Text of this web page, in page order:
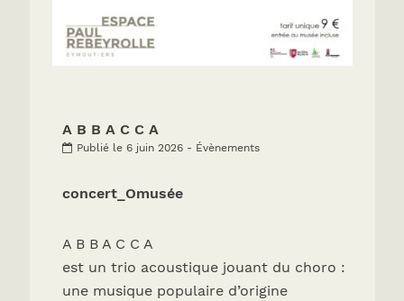
A B B A C C A
Publié le 6 juin 2026 - Évènements
concert_Omusée
A B B A C C A
est un trio acoustique jouant du choro :
une musique populaire d’origine